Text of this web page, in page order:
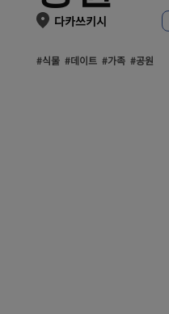
다카쓰키시
#식물 #데이트 #가족 #공원